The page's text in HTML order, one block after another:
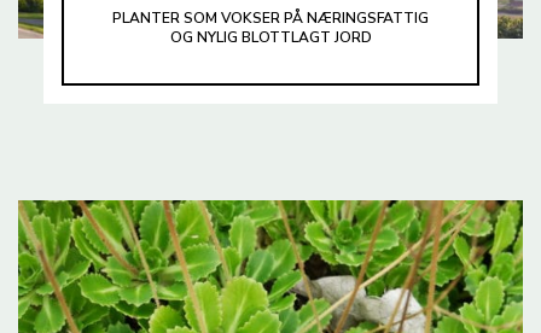
PLANTER SOM VOKSER PÅ NÆRINGSFATTIG
OG NYLIG BLOTTLAGT JORD